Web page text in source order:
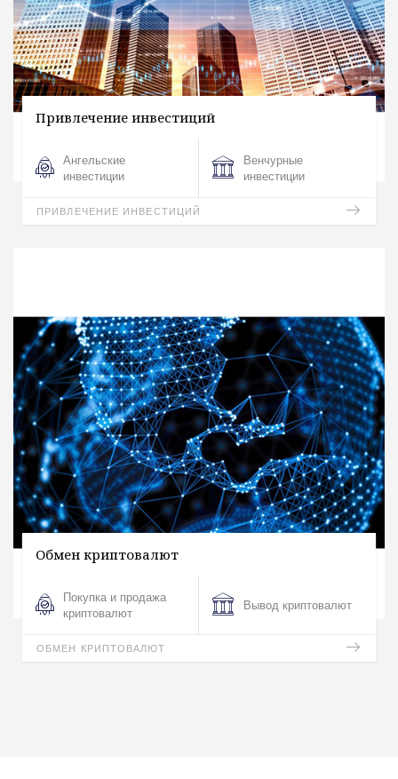
Привлечение инвестиций
Ангельские
инвестиции
Венчурные
инвестиции
ПРИВЛЕЧЕНИЕ ИНВЕСТИЦИЙ
Обмен криптовалют
Покупка и продажа
криптовалют
Вывод криптовалют
ОБМЕН КРИПТОВАЛЮТ